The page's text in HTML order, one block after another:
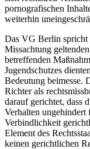
pornografischen
weiterhin
Das VG Berlin spricht
Missachtung
betreffenden
Jugendschutzes
Bedeutung beimesse.
Richter als
darauf gerichtet, dass
Verhalten ungehindert
Verbindlichkeit
Element des
keinen gerichtlichen